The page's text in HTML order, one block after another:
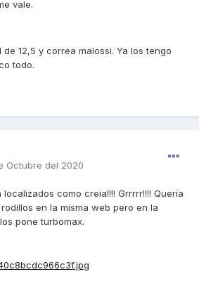
vale.
de 12,5 y correa malossi. Ya los tengo
todo.
Octubre del 2020
como creia!!!! Grrrrr!!!! Quería
en la misma web pero en la
pone turbomax.